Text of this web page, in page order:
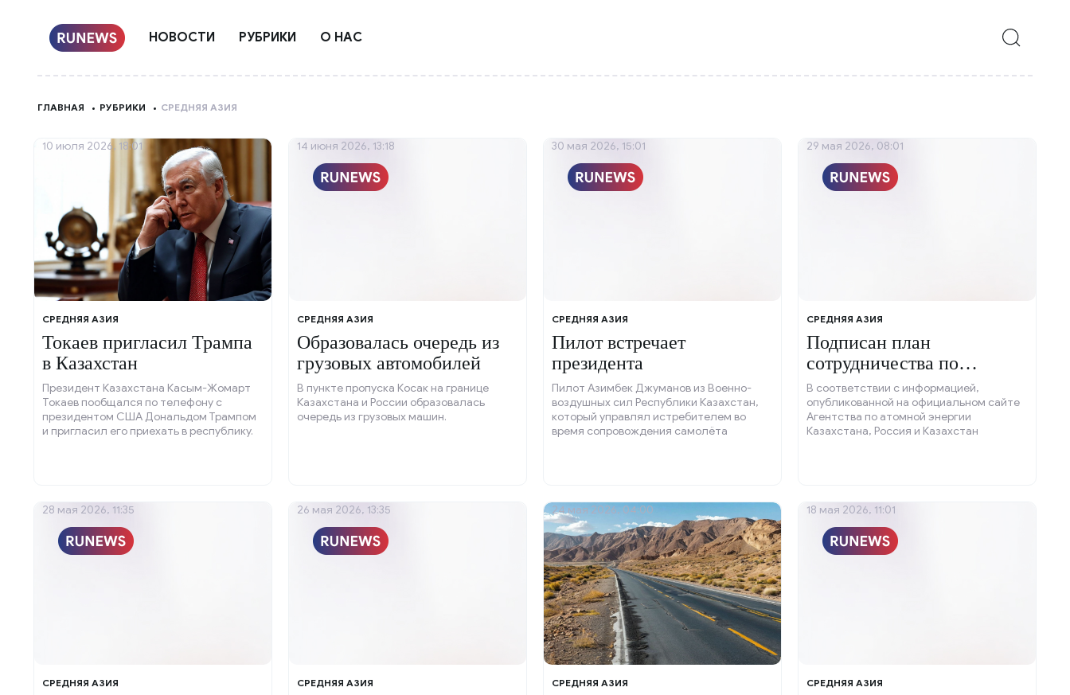
НОВОСТИ РУБРИКИ О НАС
ГЛАВНАЯ РУБРИКИ СРЕДНЯЯ АЗИЯ
СРЕДНЯЯ АЗИЯ
Токаев пригласил Трампа
в Казахстан
Президент Казахстана Касым-Жомарт
Токаев пообщался по телефону с
президентом США Дональдом Трампом
и пригласил его приехать в республику.
10 июля 2026, 18:01
СРЕДНЯЯ АЗИЯ
Образовалась очередь из
грузовых автомобилей
В пункте пропуска Косак на границе
Казахстана и России образовалась
очередь из грузовых машин.
14 июня 2026, 13:18
СРЕДНЯЯ АЗИЯ
Пилот встречает
президента
Пилот Азимбек Джуманов из Военно-
воздушных сил Республики Казахстан,
который управлял истребителем во
время сопровождения самолёта
30 мая 2026, 15:01
СРЕДНЯЯ АЗИЯ
Подписан план
сотрудничества по
безопасности
В соответствии с информацией,
опубликованной на официальном сайте
Агентства по атомной энергии
Казахстана, Россия и Казахстан
радиационной безопасности на период с
2026 по 2030 год.
29 мая 2026, 08:01
СРЕДНЯЯ АЗИЯ
28 мая 2026, 11:35
СРЕДНЯЯ АЗИЯ
26 мая 2026, 13:35
СРЕДНЯЯ АЗИЯ
24 мая 2026, 04:00
СРЕДНЯЯ АЗИЯ
18 мая 2026, 11:01